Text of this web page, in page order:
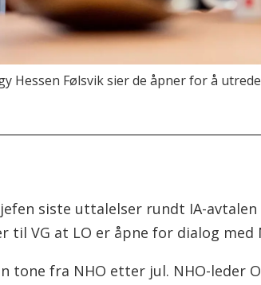
Hessen Følsvik sier de åpner for å
siste uttalelser rundt IA-
til VG at LO er åpne for dialog
tone fra NHO etter jul. NHO-leder